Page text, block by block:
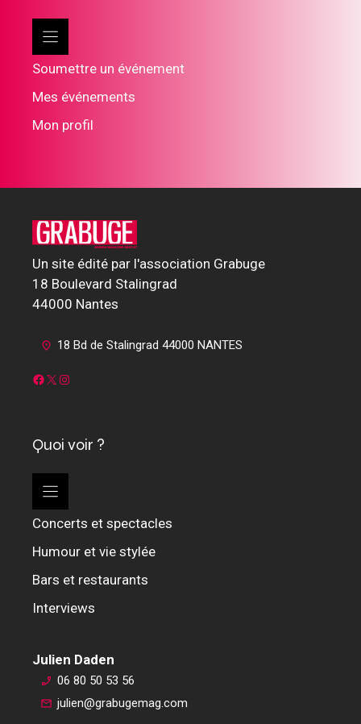
Soumettre un événement
Mes événements
Mon profil
Un site édité par l'association Grabuge
18 Boulevard Stalingrad
44000 Nantes
18 Bd de Stalingrad 44000 NANTES
Facebook
X Instagram
Quoi voir ?
Concerts et spectacles
Humour et vie stylée
Bars et restaurants
Interviews
Julien Daden
06 80 50 53 56
julien@grabugemag.com